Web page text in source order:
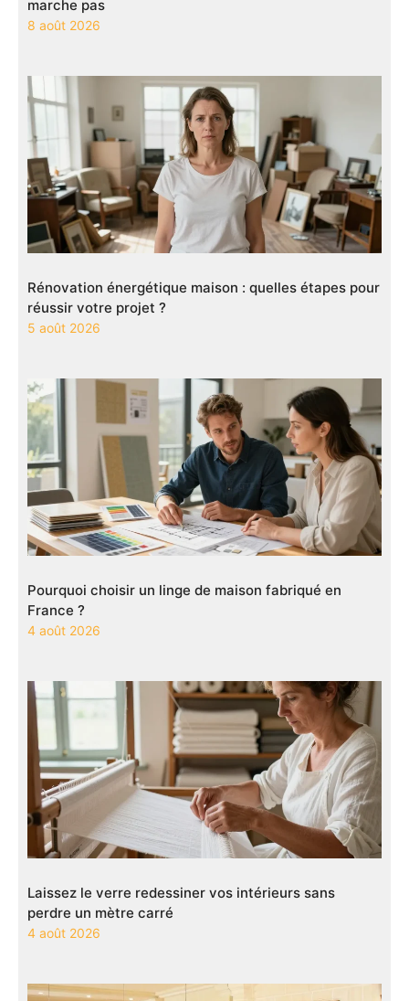
marche pas
8 août 2026
Rénovation énergétique maison : quelles étapes pour
réussir votre projet ?
5 août 2026
Pourquoi choisir un linge de maison fabriqué en
France ?
4 août 2026
Laissez le verre redessiner vos intérieurs sans
perdre un mètre carré
4 août 2026